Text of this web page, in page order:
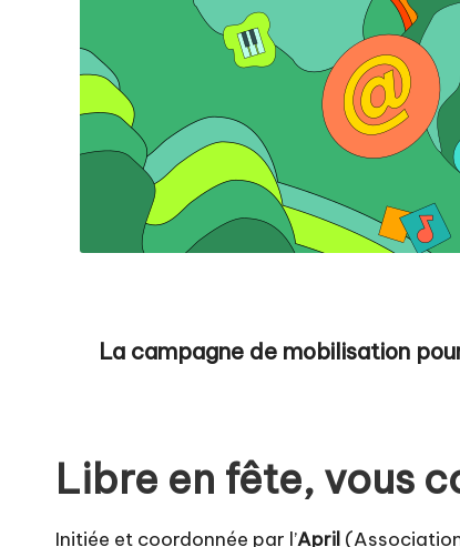
La campagne de mobilisation
Libre en fête, vous
Initiée et coordonnée par l’April